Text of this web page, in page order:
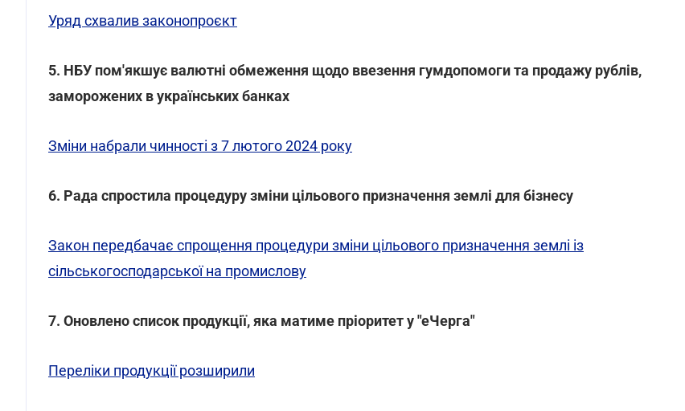
Уряд схвалив законопроєкт
5. НБУ пом'якшує валютні обмеження щодо ввезення гумдопомоги та продажу рублів,
заморожених в українських банках
Зміни набрали чинності з 7 лютого 2024 року
6. Рада спростила процедуру зміни цільового призначення землі для бізнесу
Закон передбачає спрощення процедури зміни цільового призначення землі із
сільськогосподарської на промислову
7. Оновлено список продукції, яка матиме пріоритет у "еЧерга"
Переліки продукції розширили